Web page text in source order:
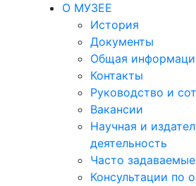
О МУЗЕЕ
История
Документы
Общая
Контакты
Руководство и
Вакансии
Научная и
деятельность
Часто
Консультации по